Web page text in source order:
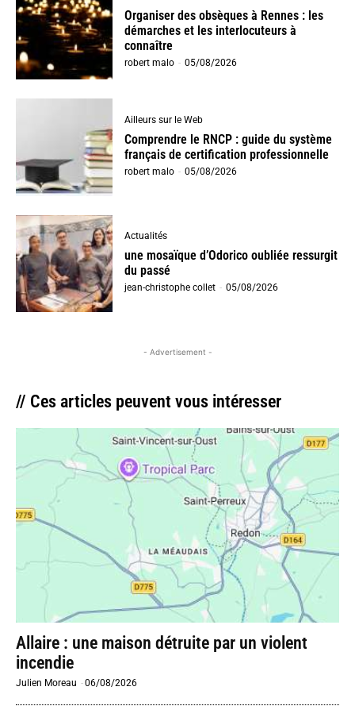
Organiser des obsèques à Rennes : les
démarches et les interlocuteurs à
connaître
robert malo - 05/08/2026
Ailleurs sur le Web
Comprendre le RNCP : guide du système
français de certification professionnelle
robert malo - 05/08/2026
Actualités
une mosaïque d’Odorico oubliée ressurgit
du passé
jean-christophe collet - 05/08/2026
- Advertisement -
// Ces articles peuvent vous intéresser
Allaire : une maison détruite par un violent
incendie
Julien Moreau -06/08/2026